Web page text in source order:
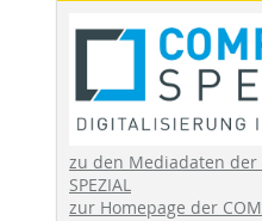
zu den Mediadaten der
SPEZIAL
zur Homepage der